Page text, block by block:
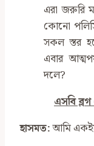
এরা জরুরি
কোনো
সকল স্তর
এবার
দলে?
এসবি ব্লগ
হাসমত:আমি